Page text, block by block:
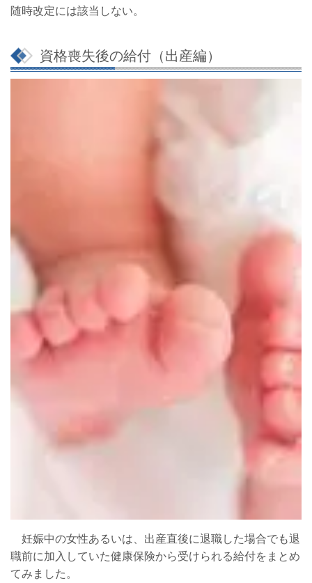
随時改定には該当しない。
資格喪失後の給付（出産編）
妊娠中の女性あるいは、出産直後に退職した場合でも退
職前に加入していた健康保険から受けられる給付をまとめ
てみました。